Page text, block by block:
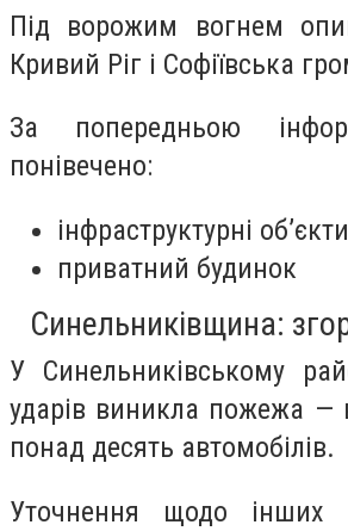
Під ворожим вогнем
Кривий Ріг і Софіївська
За попередньою
понівечено:
інфраструктурні об’єкти
приватний будинок
Синельниківщина:
У Синельниківському
ударів виникла пожежа —
понад десять автомобілів.
Уточнення щодо інших